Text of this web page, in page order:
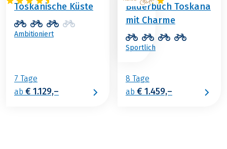
Toskanische Küste
Ambitioniert
7 Tage
ab € 1.129,–
Bilderbuch Toskana
mit Charme
Sportlich
8 Tage
ab € 1.459,–